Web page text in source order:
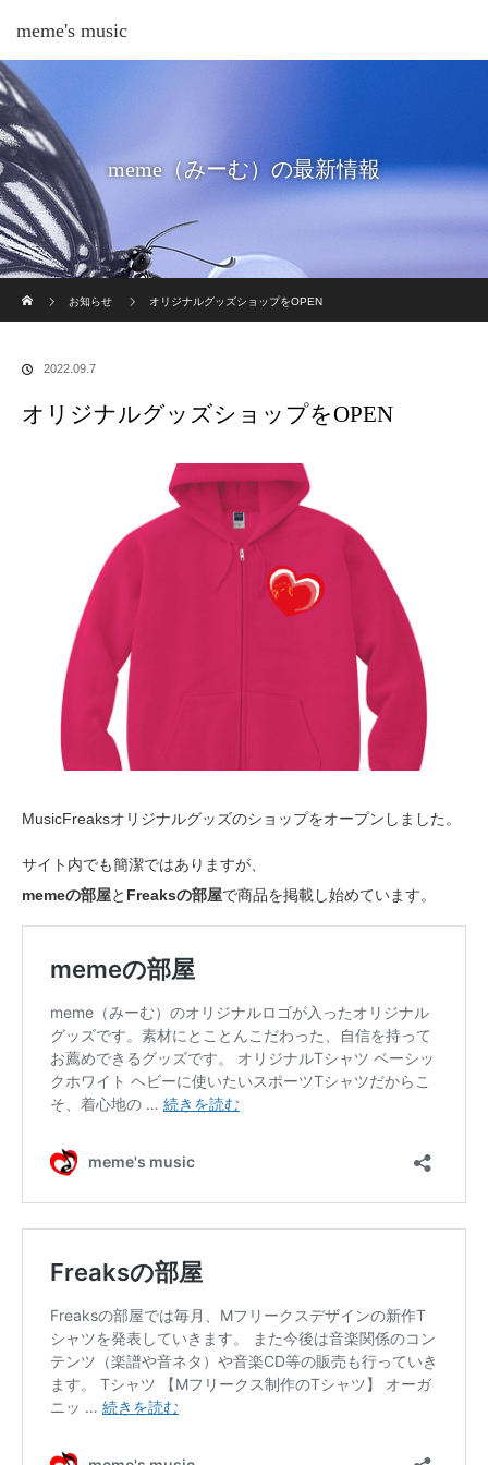
meme's music
meme（みーむ）の最新情報
お知らせ
オリジナルグッズショップをOPEN
2022.09.7
オリジナルグッズショップをOPEN
MusicFreaksオリジナルグッズのショップをオープンしました。
サイト内でも簡潔ではありますが、
memeの部屋と Freaksの部屋で商品を掲載し始めています。